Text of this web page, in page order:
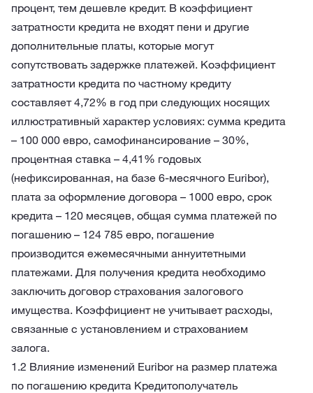
процент, тем дешевле кредит. В коэффициент
затратности кредита не входят пени и другие
дополнительные платы, которые могут
сопутствовать задержке платежей. Коэффициент
затратности кредита по частному кредиту
составляет 4,72% в год при следующих носящих
иллюстративный характер условиях: сумма кредита
– 100 000 евро, самофинансирование – 30%,
процентная ставка – 4,41% годовых
(нефиксированная, на базе 6-месячного Euribor),
плата за оформление договора – 1000 евро, срок
кредита – 120 месяцев, общая сумма платежей по
погашению – 124 785 евро, погашение
производится ежемесячными аннуитетными
платежами. Для получения кредита необходимо
заключить договор страхования залогового
имущества. Коэффициент не учитывает расходы,
связанные с установлением и страхованием
залога.
1.2 Влияние изменений Euribor на размер платежа
по погашению кредита Кредитополучатель